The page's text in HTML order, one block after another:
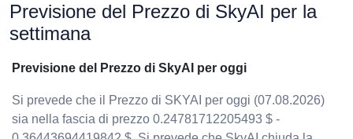
Previsione del Prezzo di SkyAI per la
settimana
Previsione del Prezzo di SkyAI per oggi
Si prevede che il Prezzo di SKYAI per oggi (07.08.2026)
sia nella fascia di prezzo 0.24781712205493 $ -